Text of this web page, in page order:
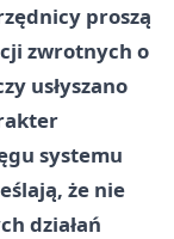
proszą
zwrotnych o
usłyszano
systemu
że nie
działań